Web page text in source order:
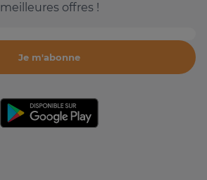
meilleures offres !
Je m'abonne